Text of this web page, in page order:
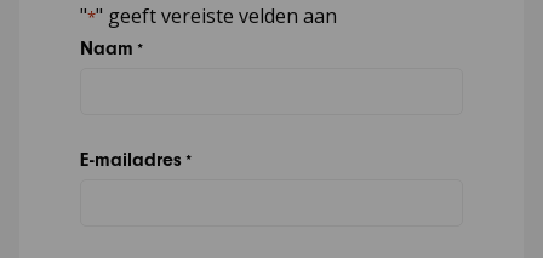
"*" geeft vereiste velden aan
Naam *
E-mailadres *